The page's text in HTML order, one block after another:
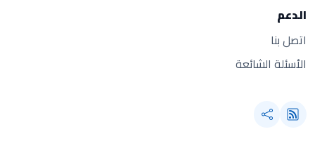
الدعم
اتصل بنا
الأسئلة الشائعة